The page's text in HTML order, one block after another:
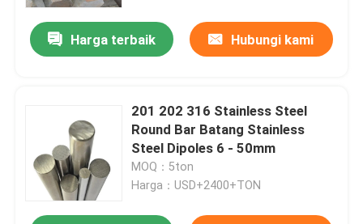
Harga terbaik Hubungi kami
201 202 316 Stainless Steel
Round Bar Batang Stainless
Steel Dipoles 6 - 50mm
MOQ：5ton
Harga：USD+2400+TON